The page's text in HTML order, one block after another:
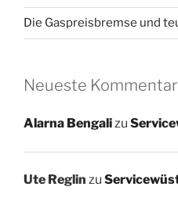
Die Gaspreisbremse und
Neueste
Alarna Bengalizu
Ute Reglin zu